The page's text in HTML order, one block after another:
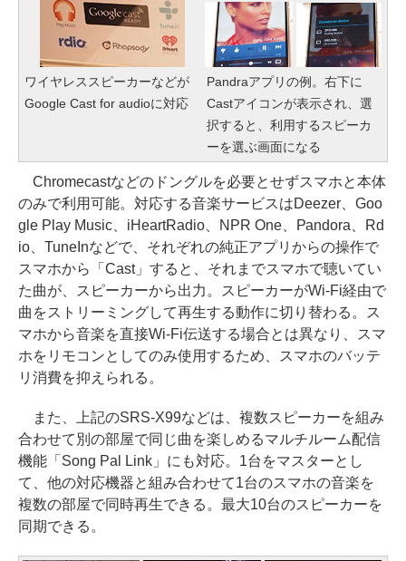
ワイヤレススピーカーなどが
Google Cast for audioに対応
Pandraアプリの例。右下に
Castアイコンが表示され、選
択すると、利用するスピーカ
ーを選ぶ画面になる
Chromecastなどのドングルを必要とせずスマホと本体
のみで利用可能。対応する音楽サービスはDeezer、Goo
gle Play Music、iHeartRadio、NPR One、Pandora、Rd
io、TuneInなどで、それぞれの純正アプリからの操作で
スマホから「Cast」すると、それまでスマホで聴いてい
た曲が、スピーカーから出力。スピーカーがWi-Fi経由で
曲をストリーミングして再生する動作に切り替わる。ス
マホから音楽を直接Wi-Fi伝送する場合とは異なり、スマ
ホをリモコンとしてのみ使用するため、スマホのバッテ
リ消費を抑えられる。
また、上記のSRS-X99などは、複数スピーカーを組み
合わせて別の部屋で同じ曲を楽しめるマルチルーム配信
機能「Song Pal Link」にも対応。1台をマスターとし
て、他の対応機器と組み合わせて1台のスマホの音楽を
複数の部屋で同時再生できる。最大10台のスピーカーを
同期できる。